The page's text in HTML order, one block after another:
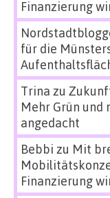
Finanzierung
für die
Trina zu
Mehr Grün und
angedacht
Bebbi zu Mit
Finanzierung